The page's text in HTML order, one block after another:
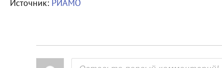
Источник: РИАМО